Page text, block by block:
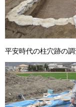
平安時代の柱穴跡の調